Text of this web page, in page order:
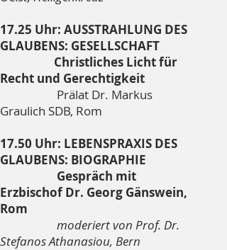
17.25 Uhr: AUSSTRAHLUNG DES
GLAUBENS: GESELLSCHAFT
Christliches Licht für
Recht und Gerechtigkeit
Prälat Dr. Markus
Graulich SDB, Rom
17.50 Uhr: LEBENSPRAXIS DES
GLAUBENS: BIOGRAPHIE
Gespräch mit
Erzbischof Dr. Georg Gänswein,
Rom
moderiert von Prof. Dr.
Stefanos Athanasiou, Bern